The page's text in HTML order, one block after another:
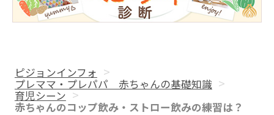
ピジョンインフォ
プレママ・プレパパ 赤ちゃんの基礎知識
育児シーン
赤ちゃんのコップ飲み・ストロー飲みの練習は？